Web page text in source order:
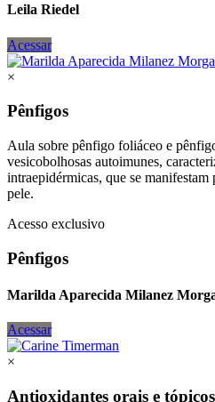
Leila Riedel
Acessar
×
Pênfigos
Aula sobre pênfigo foliáceo e
vesicobolhosas autoimunes,
intraepidérmicas, que se manifestam
pele.
Acesso exclusivo
Pênfigos
Marilda Aparecida Milanez
Acessar
×
Antioxidantes orais e